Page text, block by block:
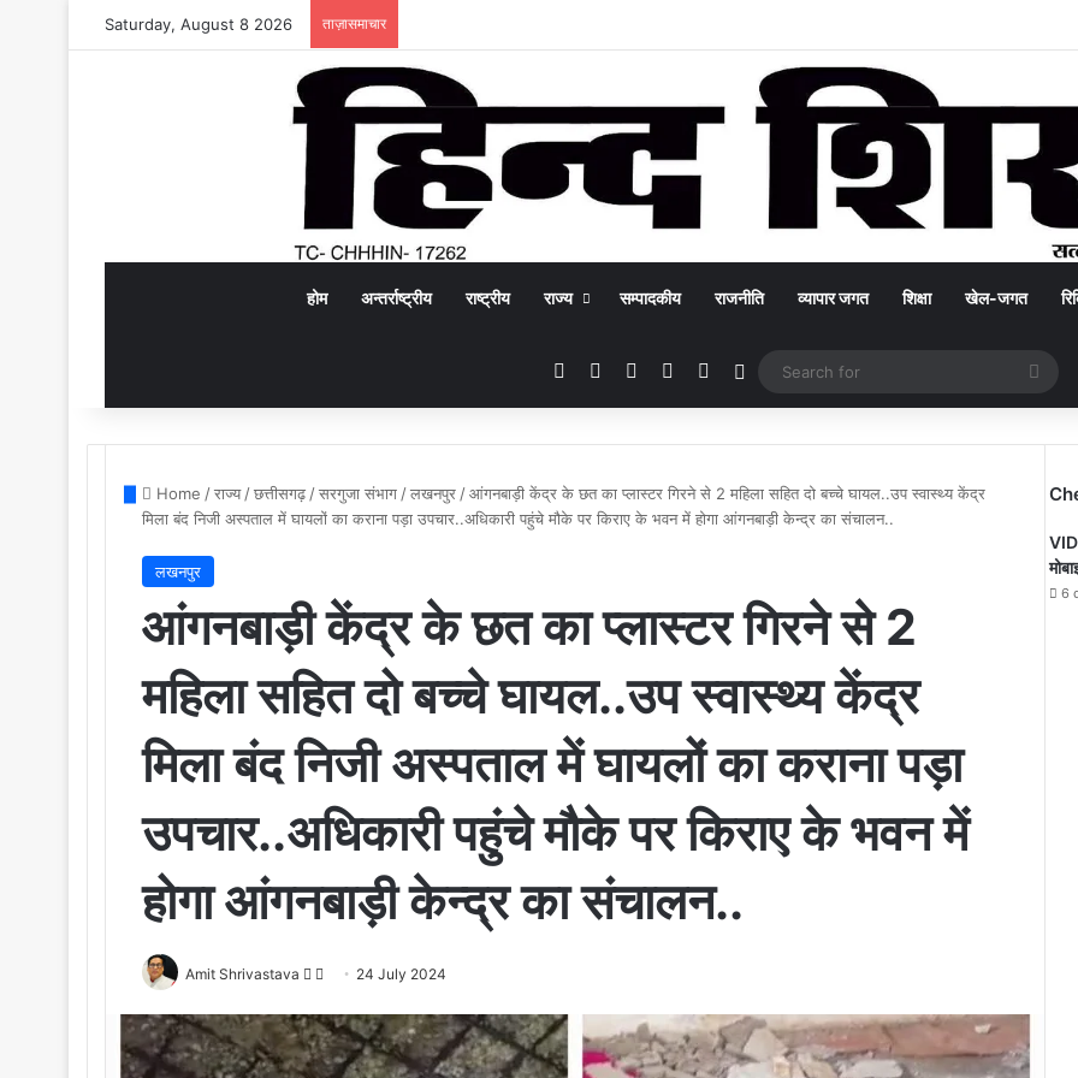
Saturday, August 8 2026 ताज़ासमाचार
होम अन्तर्राष्ट्रीय राष्ट्रीय राज्य सम्पादकीय राजनीति व्यापार जगत शिक्षा खेल-जगत
Facebook YouTubeInstagramWhatsApp
Switch skin
for
Home /राज्य/छत्तीसगढ़/सरगुजा संभाग/लखनपुर/आंगनबाड़ी केंद्र के छत का प्लास्टर गिरने से 2 महिला सहित दो बच्चे घायल..उप स्वास्थ्य केंद्र
मिला बंद निजी अस्पताल में घायलों का कराना पड़ा उपचार..अधिकारी पहुंचे मौके पर किराए के भवन में होगा आंगनबाड़ी केन्द्र का संचालन..
लखनपुर
आंगनबाड़ी केंद्र के छत का प्लास्टर गिरने से 2
महिला सहित दो बच्चे घायल..उप स्वास्थ्य केंद्र
मिला बंद निजी अस्पताल में घायलों का कराना पड़ा
उपचार..अधिकारी पहुंचे मौके पर किराए के भवन में
होगा आंगनबाड़ी केन्द्र का संचालन..
Amit Shrivastava
F
l
l
n
d
24 July 2024
6